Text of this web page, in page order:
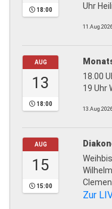
18:00
Uhr
AUG
13
18:00
18.00
19 Uhr
AUG
15
15:00
Zur